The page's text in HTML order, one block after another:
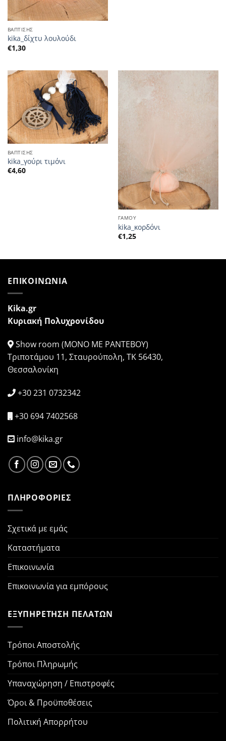
ΒΑΠΤΙΣΗΣ
kika_δίχτυ λουλούδι
€1,30
ΒΑΠΤΙΣΗΣ
kika_γούρι τιμόνι
€4,60
ΓΑΜΟΥ
kika_κορδόνι
€1,25
ΕΠΙΚΟΙΝΩΝΙΑ
Kika.gr
Κυριακή Πολυχρονίδου
Show room (ΜΟΝΟ ΜΕ ΡΑΝΤΕΒΟΥ)
Τριποτάμου 11, Σταυρούπολη, ΤΚ 56430,
Θεσσαλονίκη
+30 231 0732342
+30 694 7402568
info@kika.gr
ΠΛΗΡΟΦΟΡΙΕΣ
Σχετικά με εμάς
Καταστήματα
Επικοινωνία
Επικοινωνία για εμπόρους
ΕΞΥΠΗΡΕΤΗΣΗ ΠΕΛΑΤΩΝ
Τρόποι Αποστολής
Τρόποι Πληρωμής
Υπαναχώρηση / Επιστροφές
Όροι & Προϋποθέσεις
Πολιτική Απορρήτου